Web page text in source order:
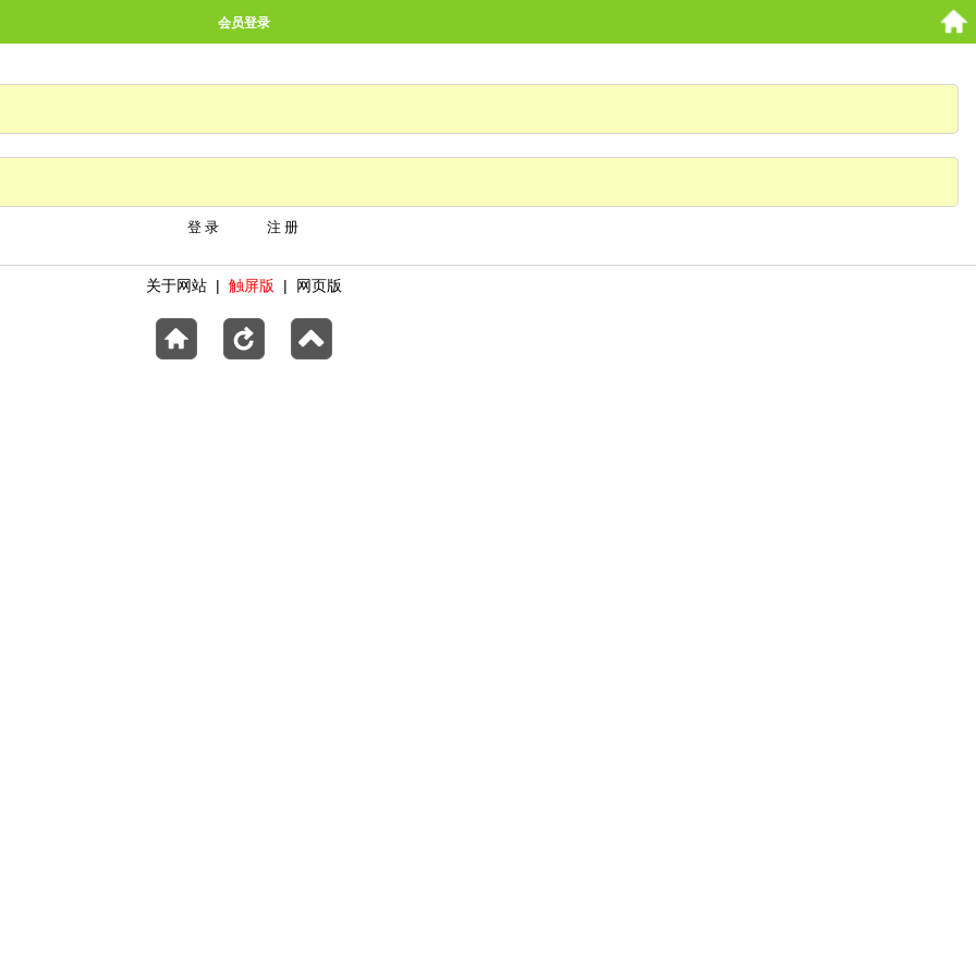
会员登录
登录
关于网站 | 触屏版 | 网页版